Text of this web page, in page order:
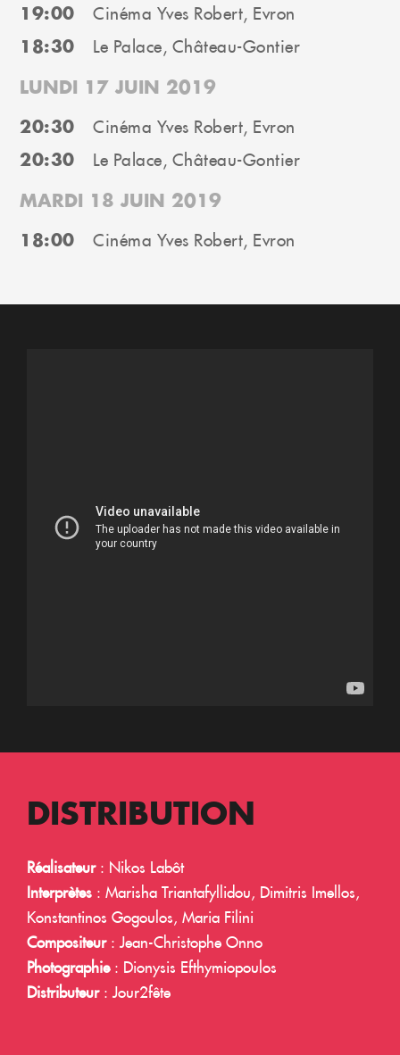
19:00 Cinéma Yves Robert, Evron
18:30 Le Palace, Château-Gontier
LUNDI 17 JUIN 2019
20:30 Cinéma Yves Robert, Evron
20:30 Le Palace, Château-Gontier
MARDI 18 JUIN 2019
18:00 Cinéma Yves Robert, Evron
DISTRIBUTION
Réalisateur: Nikos Labôt
Interprètes : Marisha Triantafyllidou, Dimitris Imellos,
Konstantinos Gogoulos, Maria Filini
Compositeur: Jean-Christophe Onno
Photographie: Dionysis Efthymiopoulos
Distributeur: Jour2fête